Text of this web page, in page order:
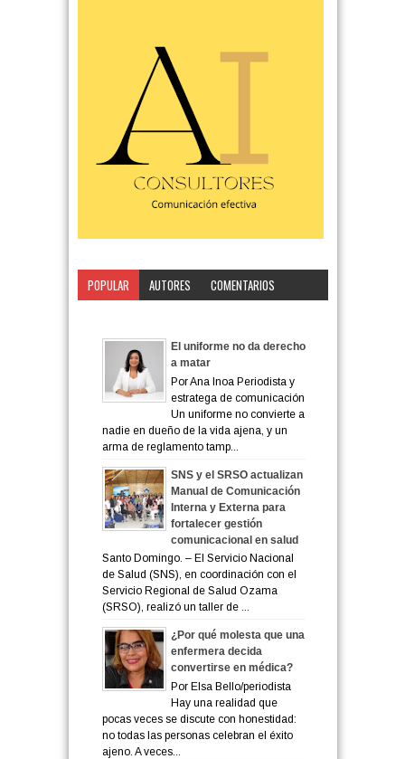
POPULAR AUTORES
COMENTARIOS
El uniforme no da derecho
a matar
Por Ana Inoa Periodista y
estratega de comunicación
Un uniforme no convierte a
nadie en dueño de la vida ajena, y un
arma de reglamento tamp...
SNS y el SRSO actualizan
Manual de Comunicación
Interna y Externa para
fortalecer gestión
comunicacional en salud
Santo Domingo. – El Servicio Nacional
de Salud (SNS), en coordinación con el
Servicio Regional de Salud Ozama
(SRSO), realizó un taller de ...
¿Por qué molesta que una
enfermera decida
convertirse en médica?
Por Elsa Bello/periodista
Hay una realidad que
pocas veces se discute con honestidad:
no todas las personas celebran el éxito
ajeno. A veces...